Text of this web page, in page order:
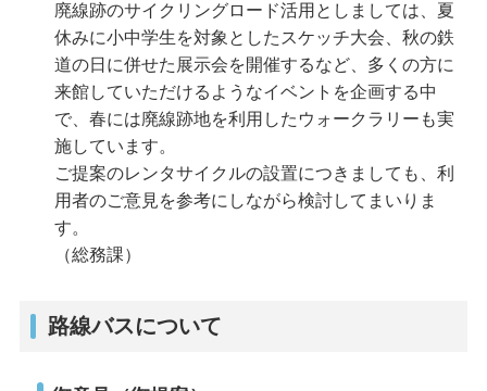
廃線跡のサイクリングロード活用としましては、夏
休みに小中学生を対象としたスケッチ大会、秋の鉄
道の日に併せた展示会を開催するなど、多くの方に
来館していただけるようなイベントを企画する中
で、春には廃線跡地を利用したウォークラリーも実
施しています。
ご提案のレンタサイクルの設置につきましても、利
用者のご意見を参考にしながら検討してまいりま
す。
（総務課）
路線バスについて